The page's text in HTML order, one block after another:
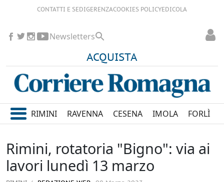
CONTATTI E SEDIGERENZACOOKIES POLICYEDICOLA
ACQUISTA
Newsletters
RIMINI RAVENNA CESENA IMOLA FORLÌ
Rimini, rotatoria "Bigno": via ai
lavori lunedì 13 marzo